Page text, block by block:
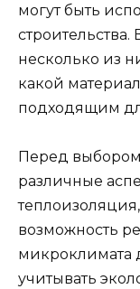
могут быть
несколько из
какой
подходящим
Перед
различные
возможность
микроклимата
учитывать